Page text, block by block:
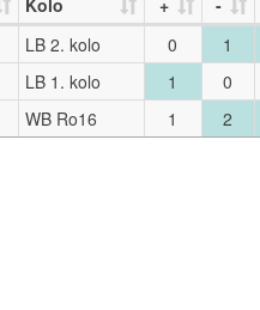
Kolo + -
LB 2. kolo 0 1
LB 1. kolo 1 0
WB Ro16 1 2